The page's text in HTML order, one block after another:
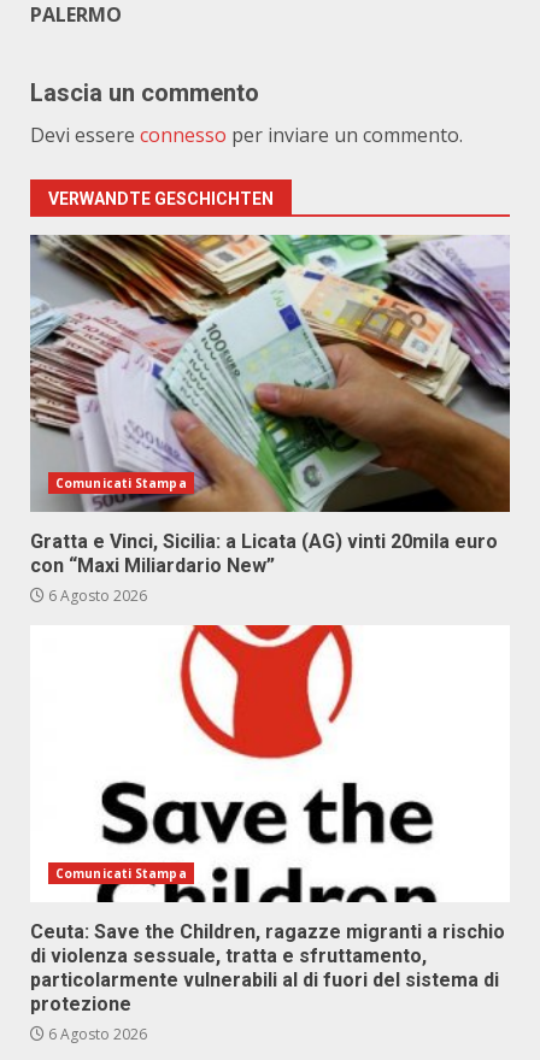
PALERMO
Lascia un commento
Devi essere connesso per inviare un commento.
VERWANDTE GESCHICHTEN
Comunicati Stampa
Gratta e Vinci, Sicilia: a Licata (AG) vinti 20mila euro
con “Maxi Miliardario New”
6 Agosto 2026
Comunicati Stampa
Ceuta: Save the Children, ragazze migranti a rischio
di violenza sessuale, tratta e sfruttamento,
particolarmente vulnerabili al di fuori del sistema di
protezione
6 Agosto 2026